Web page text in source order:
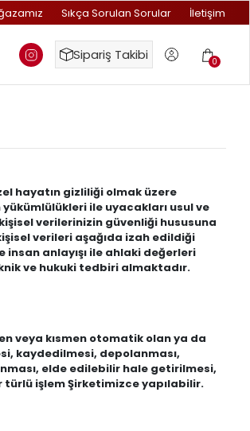
Sıkça Sorulan Sorular İletişim
Sipariş Takibi 0
hayatın gizliliği olmak üzere
ile uyacakları usul ve
verilerinizin güvenliği hususuna
verileri aşağıda izah edildiği
anlayışı ile ahlaki değerleri
ve hukuki tedbiri almaktadır.
veya kısmen otomatik olan ya da
kaydedilmesi, depolanması,
elde edilebilir hale getirilmesi,
türlü işlem Şirketimizce yapılabilir.